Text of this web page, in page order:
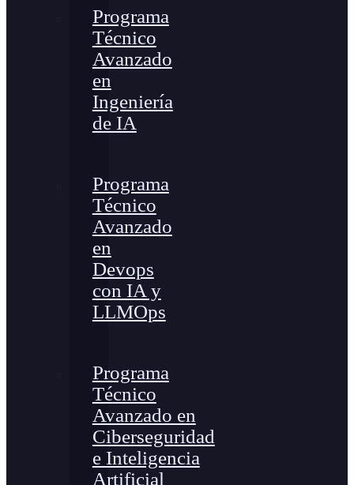
Programa
Técnico
Avanzado
en
Ingeniería
de IA
Programa
Técnico
Avanzado
en
Devops
con IA y
LLMOps
Programa
Técnico
Avanzado en
Ciberseguridad
e Inteligencia
Artificial